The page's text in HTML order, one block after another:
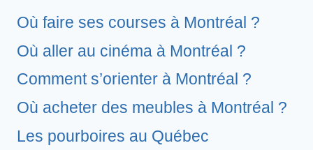
Où faire ses courses à Montréal ?
Où aller au cinéma à Montréal ?
Comment s’orienter à Montréal ?
Où acheter des meubles à Montréal ?
Les pourboires au Québec